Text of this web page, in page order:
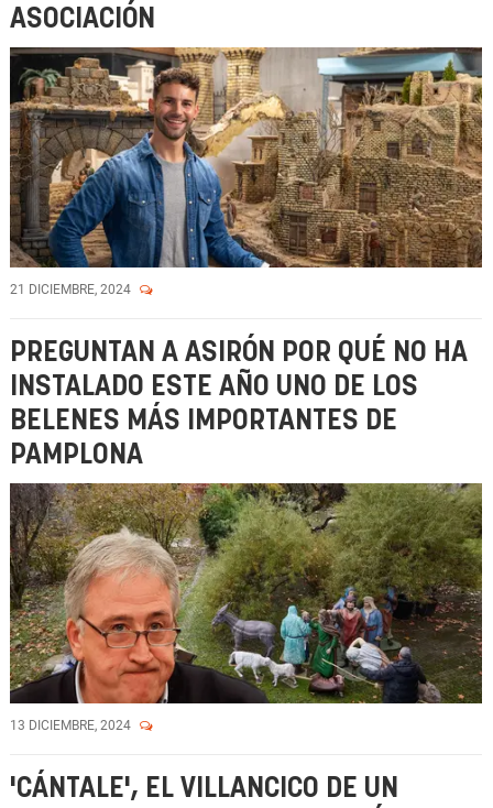
ASOCIACIÓN
21 DICIEMBRE, 2024
PREGUNTAN A ASIRÓN POR QUÉ NO HA
INSTALADO ESTE AÑO UNO DE LOS
BELENES MÁS IMPORTANTES DE
PAMPLONA
13 DICIEMBRE, 2024
'CÁNTALE', EL VILLANCICO DE UN